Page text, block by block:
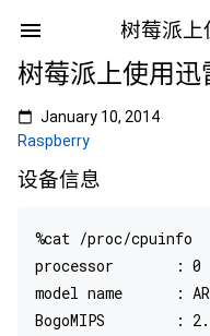
树莓派上
树莓派上使用迅
January 10, 2014
Raspberry
设备信息
%cat /proc/cpuinfo
processor       : 0
model name      :
BogoMIPS        :